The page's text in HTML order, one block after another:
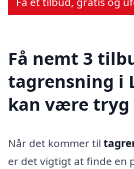
Få nemt 3
tagrensning i
kan være tryg
Når det kommer til
er det vigtigt at finde en